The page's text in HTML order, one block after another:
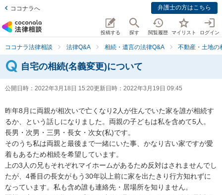
ココナラへ 弁護士の方はこちら
投稿する 探す 閲覧履歴 マイリスト ログイン
ココナラ法律相談 法律Q&A 相続・遺言の法律Q&A 不動産・土地の
自宅の相続(名義変更)について
公開日時： 2022年3月18日 15:20更新日時： 2022年3月19日 09:45
昨年8月に両親が相次いで亡くなり2人が住んでいた家を誰が相続す
るか、という話しになりました。両親の子どもは私を含めて5人。
長男・次男・三男・長女・次女(私)です。
そのうち私は両親と最後まで一緒にいた事、かなり古い家ですが愛
着もあるため相続を希望しています。
上の3人の兄もそれぞれマイホームがあるため反対はされませんでし
たが、4番目の長女がもう30年以上前に家を出たきり行方知れずに
なっています。私も含め誰も連絡先・居場所を知りません。